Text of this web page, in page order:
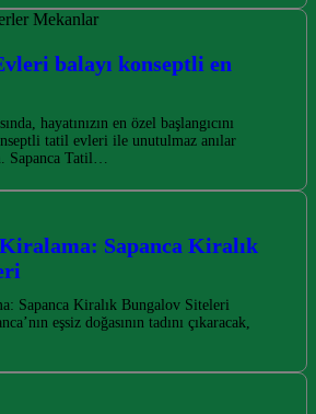
balayı konseptli en
hayatınızın en özel başlangıcını
tatil evleri ile unutulmaz anılar
Sapanca Tatil…
Sapanca Kiralık
Sapanca Kiralık Bungalov Siteleri
eşsiz doğasının tadını çıkaracak,